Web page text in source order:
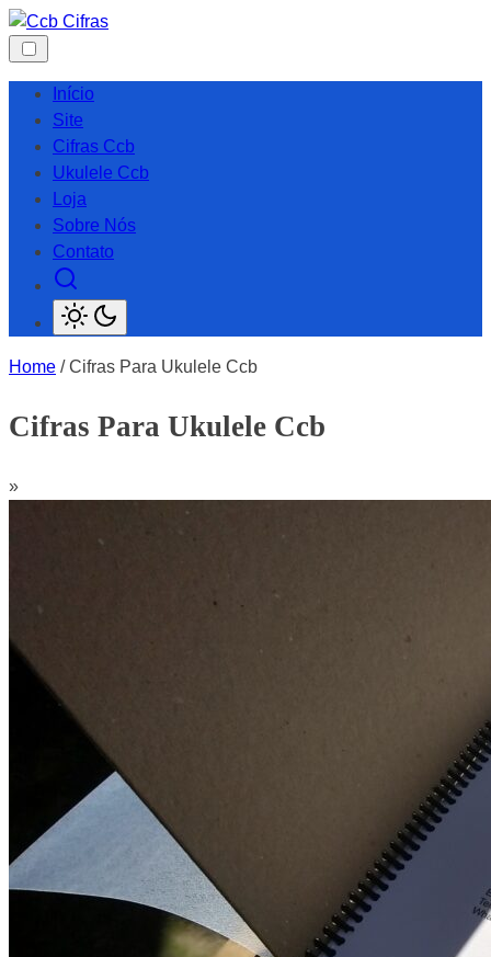
Skip
Início
Site
Cifras Ccb
Ukulele Ccb
Loja
Sobre Nós
Contato
Home / Cifras Para Ukulele Ccb
Cifras Para Ukulele Ccb
»